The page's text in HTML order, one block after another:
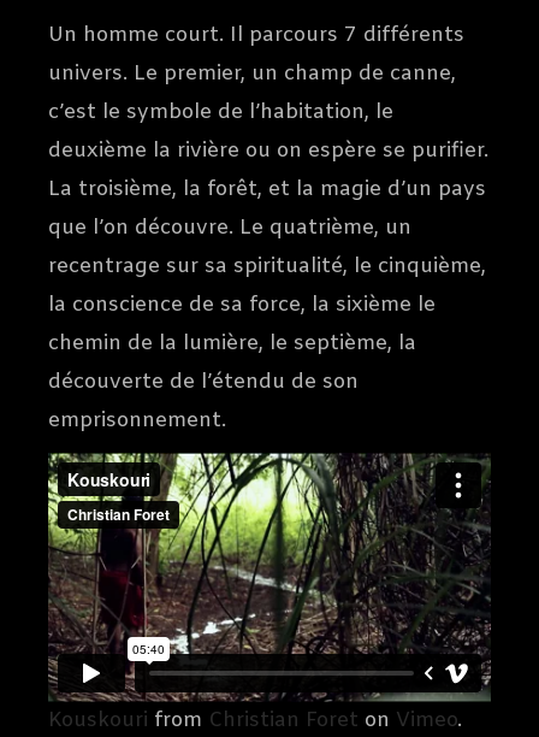
Un homme court. Il parcours 7 différents
univers. Le premier, un champ de canne,
c’est le symbole de l’habitation, le
deuxième la rivière ou on espère se purifier.
La troisième, la forêt, et la magie d’un pays
que l’on découvre. Le quatrième, un
recentrage sur sa spiritualité, le cinquième,
la conscience de sa force, la sixième le
chemin de la lumière, le septième, la
découverte de l’étendu de son
emprisonnement.
Kouskouri from Christian Foret on Vimeo.